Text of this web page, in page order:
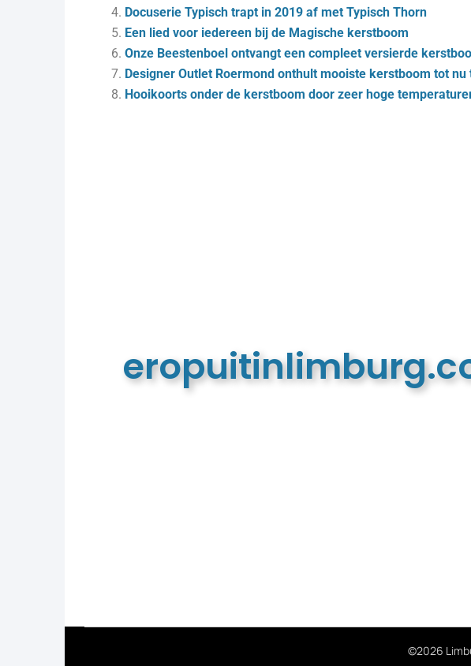
Docuserie Typisch trapt in 2019 af met Typisch Thorn
Een lied voor iedereen bij de Magische kerstboom
Onze Beestenboel ontvangt een compleet versierde
Designer Outlet Roermond onthult mooiste kerstboom tot nu
Hooikoorts onder de kerstboom door zeer hoge
©2026